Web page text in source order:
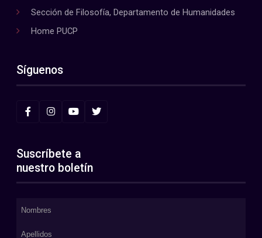
Sección de Filosofía, Departamento de Humanidades
Home PUCP
Síguenos
Suscríbete a
nuestro boletín